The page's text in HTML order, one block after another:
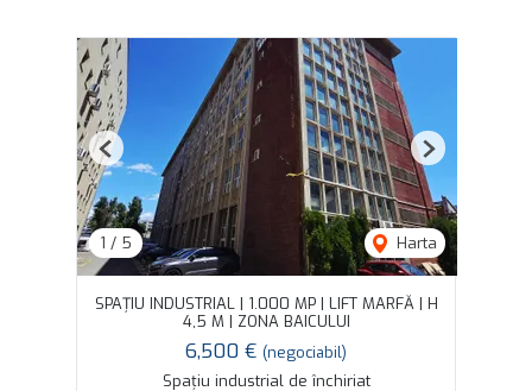
1 / 5 Harta
Previous Next
SPAȚIU INDUSTRIAL | 1.000 MP | LIFT MARFĂ | H
4,5 M | ZONA BAICULUI
6,500 € (negociabil)
Spațiu industrial de închiriat